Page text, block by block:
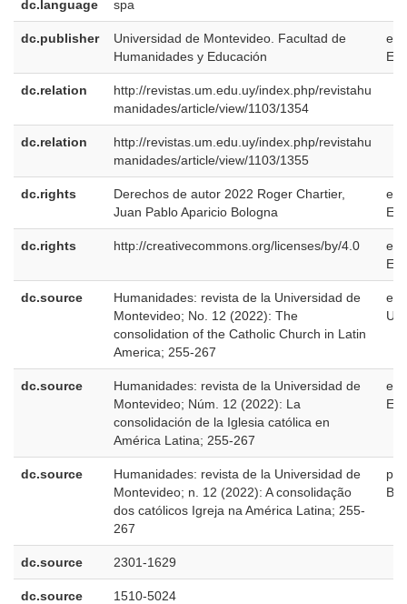
dc.language spa
dc.publisher
Universidad de Montevideo. Facultad de
Humanidades y Educación
es-
ES
dc.relation
http://revistas.um.edu.uy/index.php/revistahu
manidades/article/view/1103/1354
dc.relation
http://revistas.um.edu.uy/index.php/revistahu
manidades/article/view/1103/1355
dc.rights
Derechos de autor 2022 Roger Chartier,
Juan Pablo Aparicio Bologna
es-
ES
dc.rights http://creativecommons.org/licenses/by/4.0
es-
ES
dc.source
Humanidades: revista de la Universidad de
Montevideo; No. 12 (2022): The
consolidation of the Catholic Church in Latin
America; 255-267
en-
US
dc.source
Humanidades: revista de la Universidad de
Montevideo; Núm. 12 (2022): La
consolidación de la Iglesia católica en
América Latina; 255-267
es-
ES
dc.source
Humanidades: revista de la Universidad de
Montevideo; n. 12 (2022): A consolidação
dos católicos Igreja na América Latina; 255-
267
pt-
BR
dc.source 2301-1629
dc.source 1510-5024